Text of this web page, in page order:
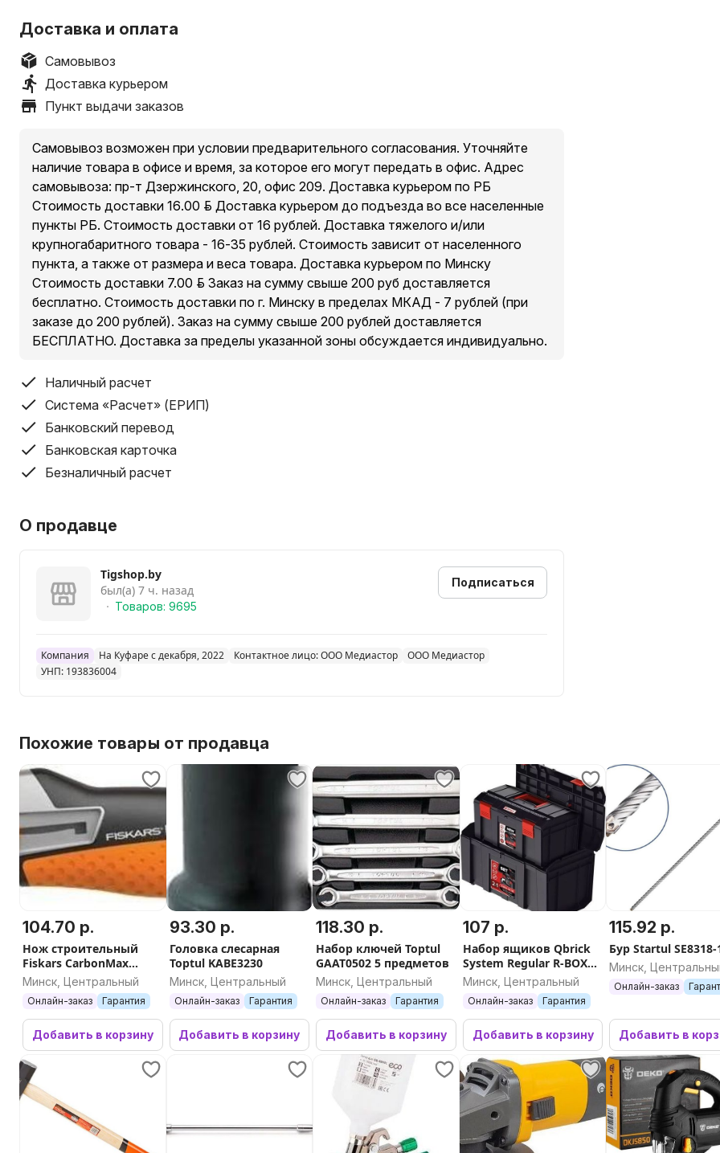
Доставка и оплата
Самовывоз
Доставка курьером
Пункт выдачи заказов
Самовывоз возможен при условии предварительного согласования. Уточняйте
наличие товара в офисе и время, за которое его могут передать в офис. Адрес
самовывоза: пр-т Дзержинского, 20, офис 209. Доставка курьером по РБ
Стоимость доставки 16.00 руб. Доставка курьером до подъезда во все населенные
пункты РБ. Стоимость доставки от 16 рублей. Доставка тяжелого и/или
крупногабаритного товара - 16-35 рублей. Стоимость зависит от населенного
пункта, а также от размера и веса товара. Доставка курьером по Минску
Стоимость доставки 7.00 руб. Заказ на сумму свыше 200 руб доставляется
бесплатно. Стоимость доставки по г. Минску в пределах МКАД - 7 рублей (при
заказе до 200 рублей). Заказ на сумму свыше 200 рублей доставляется
БЕСПЛАТНО. Доставка за пределы указанной зоны обсуждается индивидуально.
Наличный расчет
Система «Расчет» (ЕРИП)
Банковский перевод
Банковская карточка
Безналичный расчет
О продавце
Tigshop.by
был(а) 7 ч. назад
Товаров: 9695
Подписаться
Компания На Куфаре с декабря, 2022 Контактное лицо: ООО Медиастор
ООО Медиастор
УНП: 193836004
Похожие товары от продавца
104.70 р.
Нож строительный
Fiskars CarbonMax
1027223
Минск, Центральный
Онлайн-заказ Гарантия
Добавить в корзину
93.30 р.
Головка слесарная
Toptul KABE3230
Минск, Центральный
Онлайн-заказ Гарантия
Добавить в корзину
118.30 р.
Набор ключей Toptul
GAAT0502 5 предметов
Минск, Центральный
Онлайн-заказ Гарантия
Добавить в корзину
107 р.
Набор ящиков Qbrick
System Regular R-BOX
19+16
Минск, Центральный
Онлайн-заказ Гарантия
Добавить в корзину
115.92 р.
Бур Startul SE8318-
Минск,
Онлайн-заказ
Добавить в